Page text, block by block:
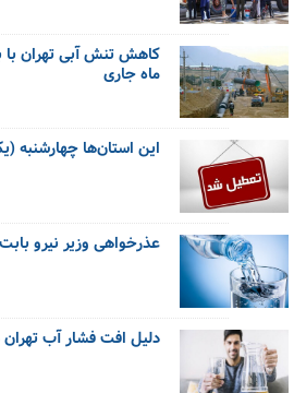
کاهش تنش آبی تهران با
ماه جاری
این استان‌ها چهارشنبه
عذرخواهی وزیر نیرو
دلیل افت فشار آب